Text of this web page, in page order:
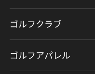
ゴルフクラブ
ゴルフアパレル